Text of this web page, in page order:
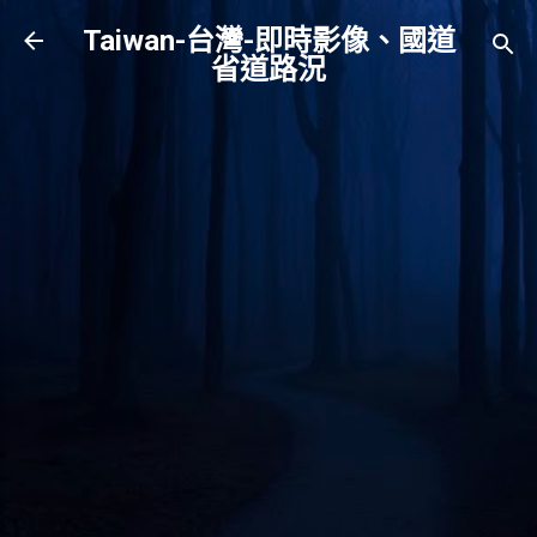
跳到主要內容
Taiwan-台灣-即時影像、國道
省道路況